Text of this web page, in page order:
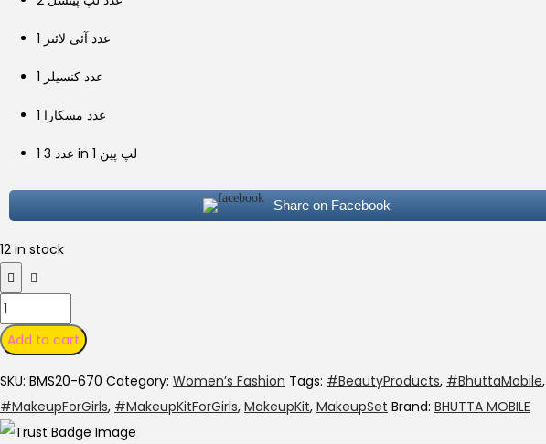
1 عدد آئی لائنر
1 عدد کنسیلر
1 عدد مسکارا
1 عدد 3 in 1 لپ پین
Share on Facebook
12 in stock
11
In
Makeup
Deal
quantity
Add to cart
SKU: BMS20-670 Category: Women’s Fashion Tags: #BeautyProducts, #BhuttaMobile,
#MakeupForGirls, #MakeupKitForGirls, MakeupKit, MakeupSet Brand: BHUTTA MOBILE